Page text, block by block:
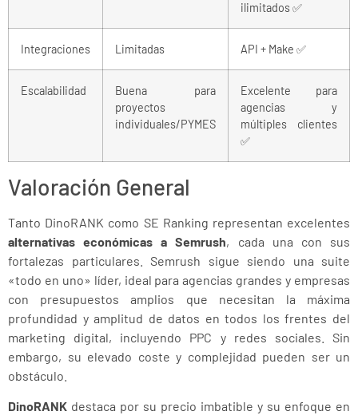
ilimitados ✅
Integraciones Limitadas API + Make ✅
Escalabilidad
Buena para
proyectos
individuales/PYMES
Excelente para
agencias y
múltiples clientes
✅
Valoración General
Tanto DinoRANK como SE Ranking representan excelentes
alternativas económicas a Semrush, cada una con sus
fortalezas particulares. Semrush sigue siendo una suite
«todo en uno» líder, ideal para agencias grandes y empresas
con presupuestos amplios que necesitan la máxima
profundidad y amplitud de datos en todos los frentes del
marketing digital, incluyendo PPC y redes sociales. Sin
embargo, su elevado coste y complejidad pueden ser un
obstáculo.
DinoRANK destaca por su precio imbatible y su enfoque en